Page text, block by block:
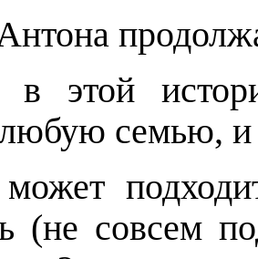
в этой
семью, и
(не совсем